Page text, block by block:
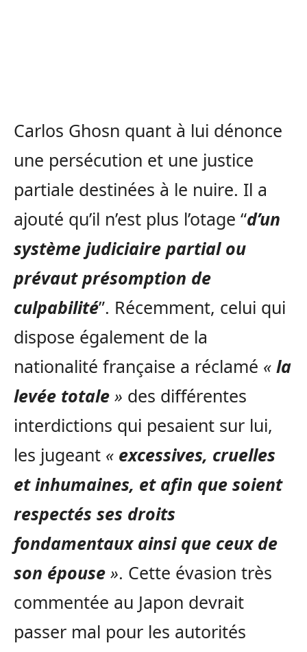
Carlos Ghosn quant à lui dénonce
une persécution et une justice
partiale destinées à le nuire. Il a
ajouté qu’il n’est plus l’otage “d’un
système judiciaire partial ou
prévaut présomption de
culpabilité”. Récemment, celui qui
dispose également de la
nationalité française a réclamé « la
levée totale » des différentes
interdictions qui pesaient sur lui,
les jugeant « excessives, cruelles
et inhumaines, et afin que soient
respectés ses droits
fondamentaux ainsi que ceux de
son épouse ». Cette évasion très
commentée au Japon devrait
passer mal pour les autorités